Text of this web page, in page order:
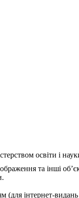
освіти і
та інші
(для інтернет-